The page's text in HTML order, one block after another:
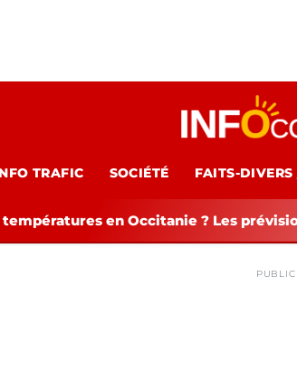
TRAFIC SOCIÉTÉ FAITS-
températures en Occitanie ? Les